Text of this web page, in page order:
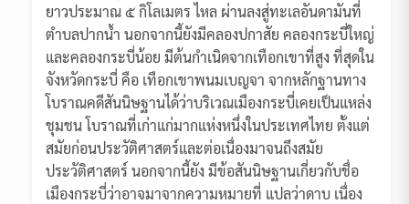
ยาวประมาณ ๕ กิโลเมตร ไหล ผ่านลงสู่ทะเลอันดามันที่
ตําบลปากน้ำ นอกจากนี้ยังมีคลองปกาสัย คลองกระบี่ใหญ่
และคลองกระบี่น้อย มีต้นกําเนิดจากเทือกเขาที่สูง ที่สุดใน
จังหวัดกระบี่ คือ เทือกเขาพนมเบญจา จากหลักฐานทาง
โบราณคดีสันนิษฐานได้ว่าบริเวณเมืองกระบี่เคยเป็นแหล่ง
ชุมชน โบราณที่เก่าแก่มากแห่งหนึ่งในประเทศไทย ตั้งแต่
สมัยก่อนประวัติศาสตร์และต่อเนื่องมาจนถึงสมัย
ประวัติศาสตร์ นอกจากนี้ยัง มีข้อสันนิษฐานเกี่ยวกับชื่อ
เมืองกระบี่ว่าอาจมาจากความหมายที่ แปลว่าดาบ เนื่อง